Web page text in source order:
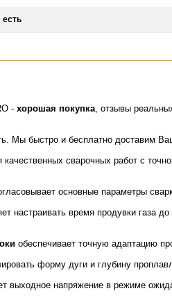
есть
- хорошая покупка, отзывы
Мы быстро и бесплатно доставим
сварочных работ с
основные параметры
настраивать время продувки газа
обеспечивает точную адаптацию
форму дуги и глубину
выходное напряжение в режиме